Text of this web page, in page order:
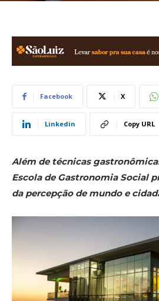
Facebook X
Linkedin Copy URL
Além de técnicas
Escola de Gastronomia Social
da percepção de mundo e